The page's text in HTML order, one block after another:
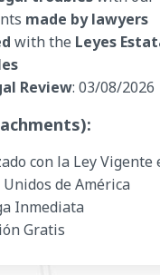
made by lawyers
with the Leyes
Review: 03/08/2026
con la Ley Vigente
Unidos de América
Inmediata
Gratis